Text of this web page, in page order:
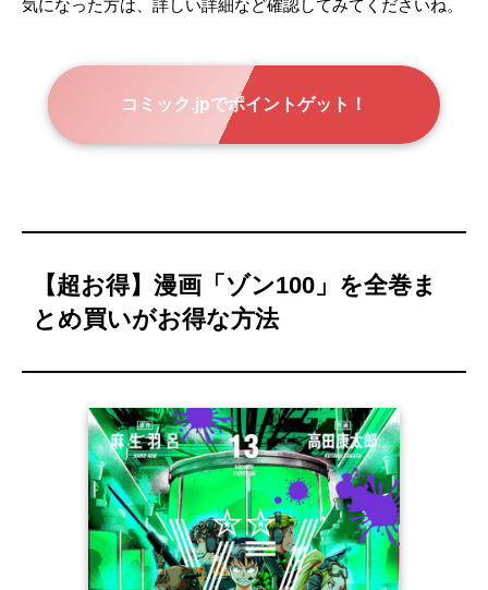
気になった方は、詳しい詳細など確認してみてくださいね。
コミック.jpでポイントゲット！
【超お得】漫画「ゾン100」を全巻ま
とめ買いがお得な方法